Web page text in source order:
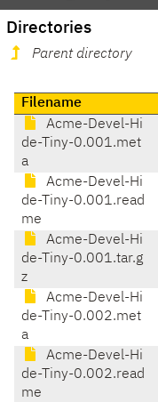
Directories
Parent directory
Filename
Acme-Devel-Hi
de-Tiny-0.001.met
a
Acme-Devel-Hi
de-Tiny-0.001.read
me
Acme-Devel-Hi
de-Tiny-0.001.tar.g
z
Acme-Devel-Hi
de-Tiny-0.002.met
a
Acme-Devel-Hi
de-Tiny-0.002.read
me